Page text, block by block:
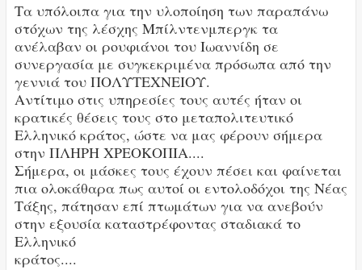
Τα υπόλοιπα για την υλοποίηση των παραπάνω
στόχων της λέσχης Μπίλντενμπεργκ τα
ανέλαβαν οι ρουφιάνοι του Ιωαννίδη σε
συνεργασία με συγκεκριμένα πρόσωπα από την
γεννιά του ΠΟΛΥΤΕΧΝΕΙΟΥ.
Αντίτιμο στις υπηρεσίες τους αυτές ήταν οι
κρατικές θέσεις τους στο μεταπολιτευτικό
Ελληνικό κράτος, ώστε να μας φέρουν σήμερα
στην ΠΛΗΡΗ ΧΡΕΟΚΟΠΙΑ....
Σήμερα, οι μάσκες τους έχουν πέσει και φαίνεται
πια ολοκάθαρα πως αυτοί οι εντολοδόχοι της Νέας
Τάξης, πάτησαν επί πτωμάτων για να ανεβούν
στην εξουσία καταστρέφοντας σταδιακά το
Ελληνικό
κράτος....